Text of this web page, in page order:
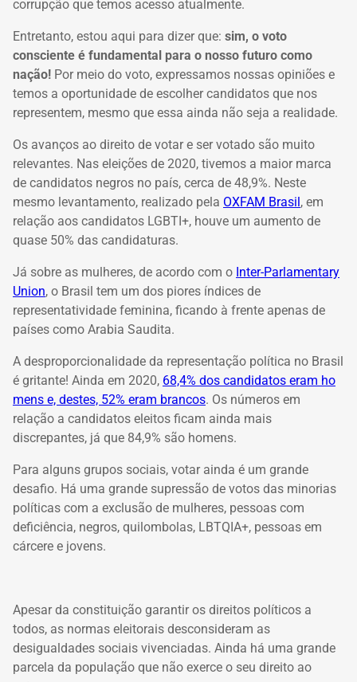
corrupção que temos acesso atualmente.
Entretanto, estou aqui para dizer que: sim, o voto
consciente é fundamental para o nosso futuro como
nação! Por meio do voto, expressamos nossas opiniões e
temos a oportunidade de escolher candidatos que nos
representem, mesmo que essa ainda não seja a realidade.
Os avanços ao direito de votar e ser votado são muito
relevantes. Nas eleições de 2020, tivemos a maior marca
de candidatos negros no país, cerca de 48,9%. Neste
mesmo levantamento, realizado pela OXFAM Brasil , em
relação aos candidatos LGBTI+, houve um aumento de
quase 50% das candidaturas.
Já sobre as mulheres, de acordo com o Inter-Parlamentary
Union, o Brasil tem um dos piores índices de
representatividade feminina, ficando à frente apenas de
países como Arabia Saudita.
A desproporcionalidade da representação política no Brasil
é gritante! Ainda em 2020, 68,4% dos candidatos eram ho
mens e, destes, 52% eram brancos. Os números em
relação a candidatos eleitos ficam ainda mais
discrepantes, já que 84,9% são homens.
Para alguns grupos sociais, votar ainda é um grande
desafio. Há uma grande supressão de votos das minorias
políticas com a exclusão de mulheres, pessoas com
deficiência, negros, quilombolas, LBTQIA+, pessoas em
cárcere e jovens.
Apesar da constituição garantir os direitos políticos a
todos, as normas eleitorais desconsideram as
desigualdades sociais vivenciadas. Ainda há uma grande
parcela da população que não exerce o seu direito ao